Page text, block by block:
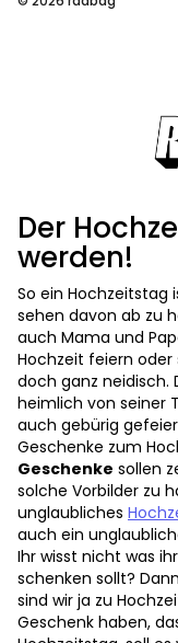
Der
werden!
So ein
sehen davon ab zu
auch Mama und
Hochzeit feiern oder
doch ganz neidisch.
heimlich von seiner
auch gebürig
Geschenke zum
Geschenke sollen
solche Vorbilder zu
unglaubliches
auch ein
Ihr wisst nicht was
schenken sollt?
sind wir ja zu
Geschenk haben,